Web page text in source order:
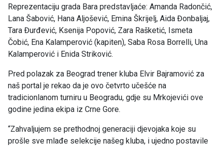
Reprezentaciju grada Bara predstavljaće: Amanda Radončić,
Lana Šabović, Hana Aljošević, Emina Škrijelj, Aida Đonbaljaj,
Tara Đurđević, Ksenija Popović, Zara Rašketić, Ismeta
Čobić, Ena Kalamperović (kapiten), Saba Rosa Borrelli, Una
Kalamperović i Enida Striković.
Pred polazak za Beograd trener kluba Elvir Bajramović za
naš portal je rekao da je ovo četvrto učešće na
tradicionlanom turniru u Beogradu, gdje su Mrkojevići ove
godine jedina ekipa iz Crne Gore.
“Zahvaljujem se prethodnoj generaciji djevojaka koje su
prošle sve mlađe selekcije našeg kluba, i ujedno postavile